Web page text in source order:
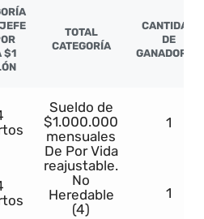
$1
TOTAL
CATEGORÍA
CANTIDAD
DE
GANADORES
Sueldo de
$1.000.000
mensuales
De Por Vida
reajustable.
No
Heredable
(4)
1
1